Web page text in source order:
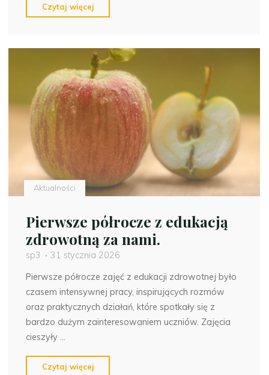
Czytaj więcej
Marsz
Walking
–
powitanie
wiosny"
Aktualności
Pierwsze półrocze z edukacją
zdrowotną za nami.
sp3
31 stycznia 2026
Pierwsze półrocze zajęć z edukacji zdrowotnej było
czasem intensywnej pracy, inspirujących rozmów
oraz praktycznych działań, które spotkały się z
bardzo dużym zainteresowaniem uczniów. Zajęcia
cieszyły …
Czytaj więcej